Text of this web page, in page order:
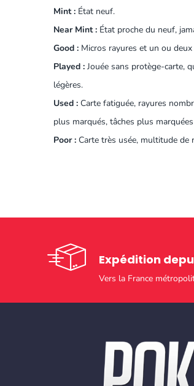
Mint : État neuf.
Near Mint : État proche du neuf,
Good : Micros rayures et un ou
Played : Jouée sans protège-carte,
légères.
Used : Carte fatiguée, rayures
plus marqués, tâches plus marquées
Poor : Carte très usée, multitude de
Expédition
Vers la France